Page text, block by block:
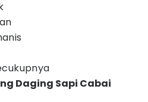
Daging Sapi Cabai